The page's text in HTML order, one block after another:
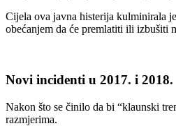
Cijela ova javna histerija kulminirala
obećanjem da će premlatiti ili izbušiti
Novi incidenti u 2017. i 2018.
Nakon što se činilo da bi “klaunski
razmjerima.